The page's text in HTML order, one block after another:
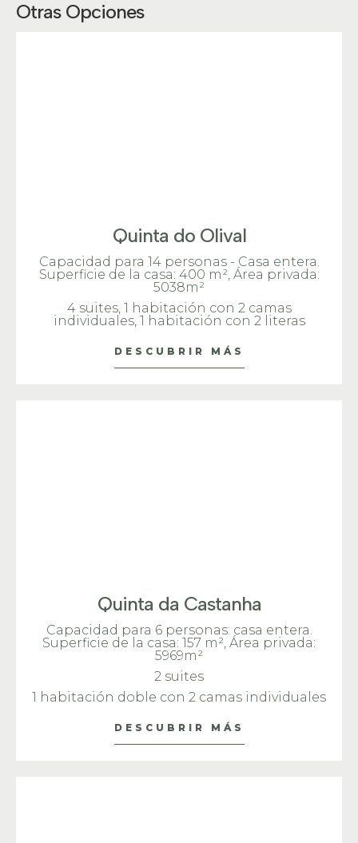
Otras Opciones
Quinta do Olival
Capacidad para 14 personas - Casa entera.
Superficie de la casa: 400 m², Área privada:
5038m²
4 suites, 1 habitación con 2 camas
individuales, 1 habitación con 2 literas
DESCUBRIR MÁS
Quinta da Castanha
Capacidad para 6 personas: casa entera.
Superficie de la casa: 157 m², Área privada:
5969m²
2 suites
1 habitación doble con 2 camas individuales
DESCUBRIR MÁS